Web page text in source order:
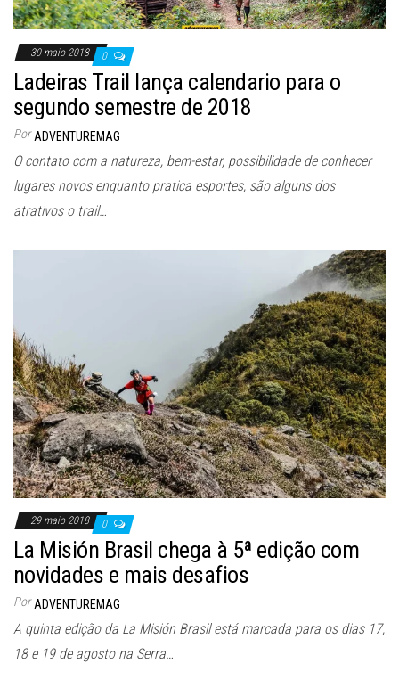
30 maio 2018 0
Ladeiras Trail lança calendario para o
segundo semestre de 2018
Por ADVENTUREMAG
O contato com a natureza, bem-estar, possibilidade de conhecer
lugares novos enquanto pratica esportes, são alguns dos
atrativos o trail…
29 maio 2018 0
La Misión Brasil chega à 5ª edição com
novidades e mais desafios
Por ADVENTUREMAG
A quinta edição da La Misión Brasil está marcada para os dias 17,
18 e 19 de agosto na Serra…